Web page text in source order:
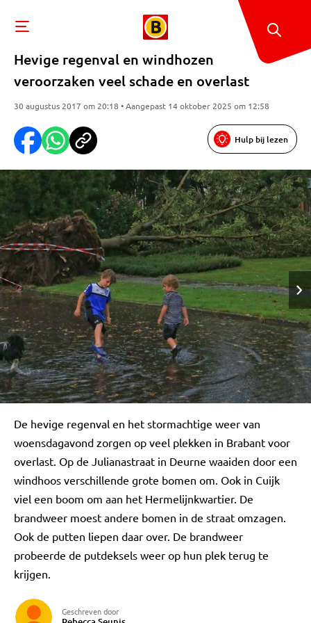
Hevige regenval en windhozen
veroorzaken veel schade en overlast
30 augustus 2017 om 20:18 • Aangepast 14 oktober 2025 om 12:58
Hulp bij lezen
De hevige regenval en het stormachtige weer van
woensdagavond zorgen op veel plekken in Brabant voor
overlast. Op de Julianastraat in Deurne waaiden door een
windhoos verschillende grote bomen om. Ook in Cuijk
viel een boom om aan het Hermelijnkwartier. De
brandweer moest andere bomen in de straat omzagen.
Ook de putten liepen daar over. De brandweer
probeerde de putdeksels weer op hun plek terug te
krijgen.
Geschreven door